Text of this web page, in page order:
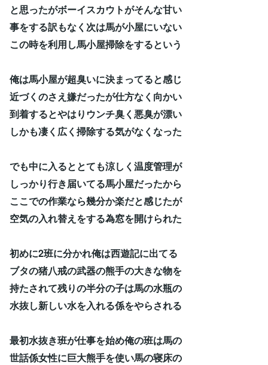
と思ったがボーイスカウトがそんな甘い
事をする訳もなく次は馬が小屋にいない
この時を利用し馬小屋掃除をするという
俺は馬小屋が超臭いに決まってると感じ
近づくのさえ嫌だったが仕方なく向かい
到着するとやはりウンチ臭く悪臭が漂い
しかも凄く広く掃除する気がなくなった
でも中に入るととても涼しく温度管理が
しっかり行き届いてる馬小屋だったから
ここでの作業なら幾分か楽だと感じたが
空気の入れ替えをする為窓を開けられた
初めに2班に分かれ俺は西遊記に出てる
ブタの猪八戒の武器の熊手の大きな物を
持たされて残りの半分の子は馬の水瓶の
水抜し新しい水を入れる係をやらされる
最初水抜き班が仕事を始め俺の班は馬の
世話係女性に巨大熊手を使い馬の寝床の